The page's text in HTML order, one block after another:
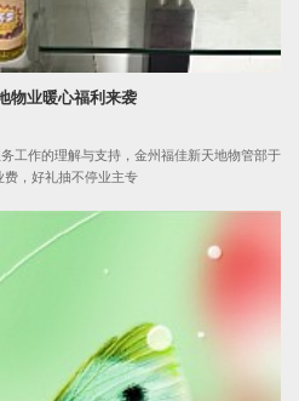
物业暖心福利来袭
工作的理解与支持，金州福佳新天地物管部于
，好礼抽不停业主专